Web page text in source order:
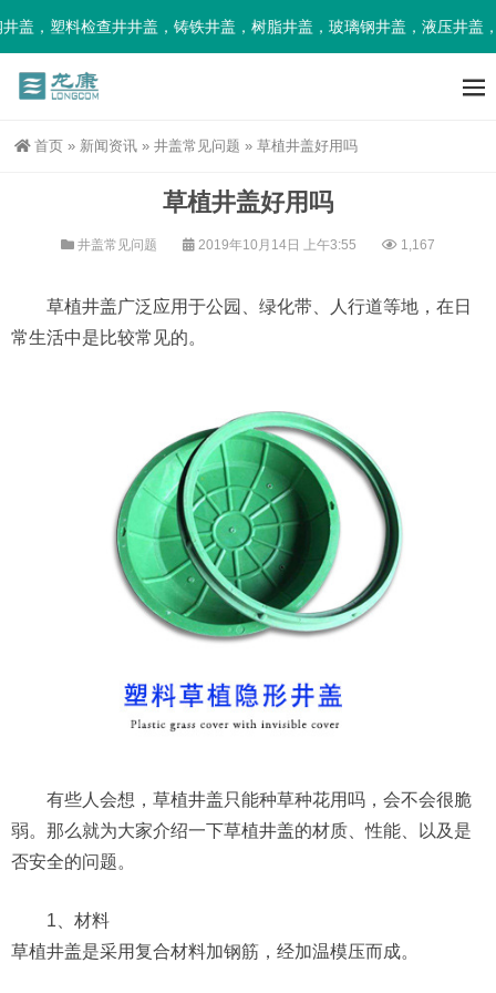
，塑料检查井井盖，铸铁井盖，树脂井盖，玻璃钢井盖，液压井盖
首页 » 新闻资讯 » 井盖常见问题 » 草植井盖好用吗
草植井盖好用吗
井盖常见问题 2019年10月14日 上午3:55 1,167
草植井盖广泛应用于公园、绿化带、人行道等地，在日
常生活中是比较常见的。
有些人会想，草植井盖只能种草种花用吗，会不会很脆
弱。那么就为大家介绍一下草植井盖的材质、性能、以及是
否安全的问题。
1、材料
草植井盖是采用复合材料加钢筋，经加温模压而成。